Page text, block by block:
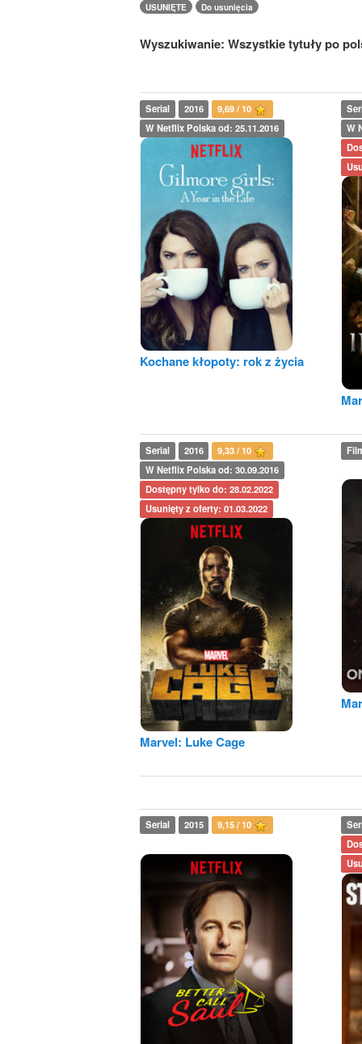
USUNIĘTE
Do usunięcia
Wyszukiwanie: Wszystkie tytuły po
Serial 2016
9,69 / 10
W Netflix Polska od: 25.11.2016
Kochane kłopoty: rok z życia
W
Serial 2016
9,33 / 10
W Netflix Polska od: 30.09.2016
Dostępny tylko do: 28.02.2022
Usunięty z oferty: 01.03.2022
Marvel: Luke Cage
Serial 2015 9,15 / 10